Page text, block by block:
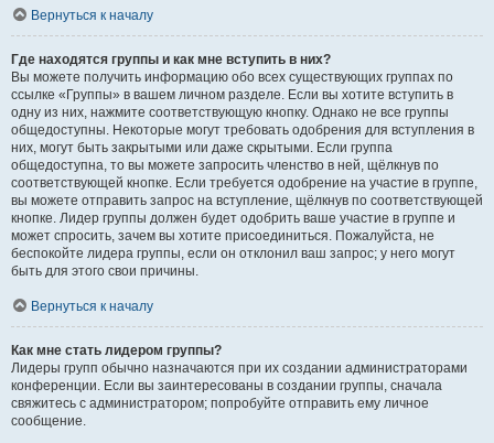
Вернуться к началу
Где находятся группы и как мне вступить в них?
Вы можете получить информацию обо всех существующих группах по
ссылке «Группы» в вашем личном разделе. Если вы хотите вступить в
одну из них, нажмите соответствующую кнопку. Однако не все группы
общедоступны. Некоторые могут требовать одобрения для вступления в
них, могут быть закрытыми или даже скрытыми. Если группа
общедоступна, то вы можете запросить членство в ней, щёлкнув по
соответствующей кнопке. Если требуется одобрение на участие в группе,
вы можете отправить запрос на вступление, щёлкнув по соответствующей
кнопке. Лидер группы должен будет одобрить ваше участие в группе и
может спросить, зачем вы хотите присоединиться. Пожалуйста, не
беспокойте лидера группы, если он отклонил ваш запрос; у него могут
быть для этого свои причины.
Вернуться к началу
Как мне стать лидером группы?
Лидеры групп обычно назначаются при их создании администраторами
конференции. Если вы заинтересованы в создании группы, сначала
свяжитесь с администратором; попробуйте отправить ему личное
сообщение.